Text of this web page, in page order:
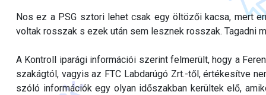
Nos ez a PSG sztori lehet csak egy öltözői kacsa, mert
voltak rosszak s ezek után sem lesznek rosszak. Tagadni
A Kontroll iparági információi szerint felmerült, hogy a
szakágtól, vagyis az FTC Labdarúgó Zrt.-től, értékesítve
szóló információk egy olyan időszakban kerültek elő,